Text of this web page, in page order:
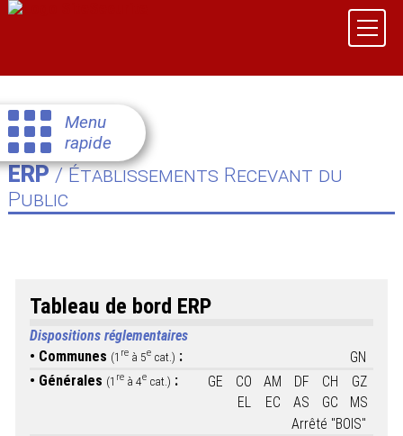
Menu
rapide
ERP/ Établissements Recevant du
Public
Tableau de bord ERP
Dispositions réglementaires
Communes (1 reà 5ecat.) :
GN
Générales (1 reà 4ecat.) : GE CO AM DF CH
GZ
EL
EC AS GC
MS
Arrêté "BOIS"